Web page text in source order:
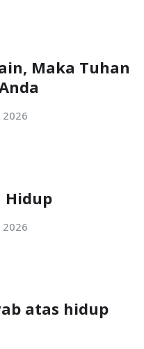
Maka Tuhan
2026
Hidup
2026
atas hidup